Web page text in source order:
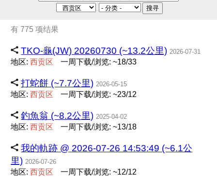
搜寻
有 775 项结果
TKO-龜(JW) 20260730 (~13.2公里) 2026-07-31
地区:西贡区 一周下载/浏览: ~18/33
打蛇餅 (~7.7公里) 2026-05-15
地区:西贡区 一周下载/浏览: ~23/12
釣魚翁 (~8.2公里) 2025-04-02
地区:西贡区 一周下载/浏览: ~13/18
我的軌跡 @ 2026-07-26 14:53:49 (~6.1公
里) 2026-07-26
地区:西贡区 一周下载/浏览: ~12/12